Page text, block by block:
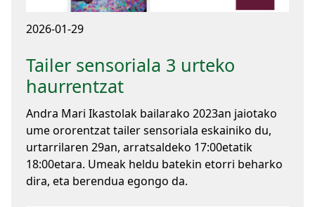
2026-01-29
Tailer sensoriala 3 urteko
haurrentzat
Andra Mari Ikastolak bailarako 2023an jaiotako
ume ororentzat tailer sensoriala eskainiko du,
urtarrilaren 29an, arratsaldeko 17:00etatik
18:00etara. Umeak heldu batekin etorri beharko
dira, eta berendua egongo da.